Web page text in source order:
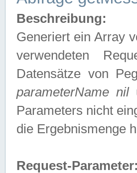
Beschreibung:
Generiert ein Array
verwendeten
Datensätze von
parameterName nil
Parameters nicht
die Ergebnismenge
Request-Parameter: